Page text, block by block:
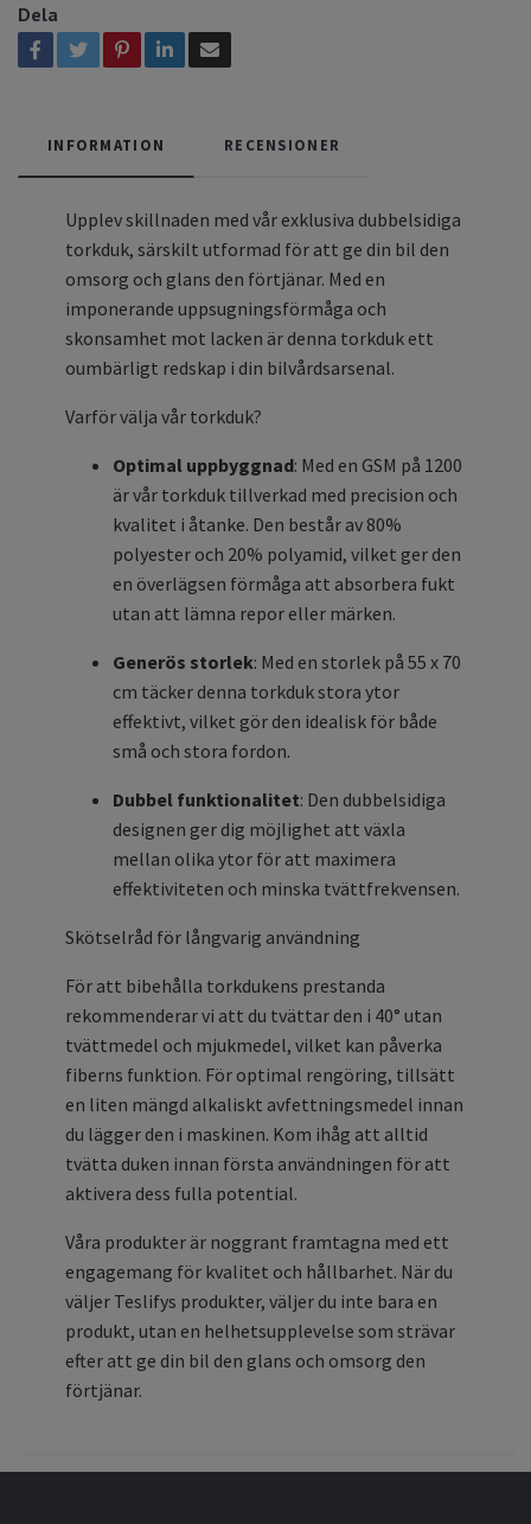
Dela
INFORMATION RECENSIONER
Upplev skillnaden med vår exklusiva dubbelsidiga
torkduk, särskilt utformad för att ge din bil den
omsorg och glans den förtjänar. Med en
imponerande uppsugningsförmåga och
skonsamhet mot lacken är denna torkduk ett
oumbärligt redskap i din bilvårdsarsenal.
Varför välja vår torkduk?
Optimal uppbyggnad: Med en GSM på 1200
är vår torkduk tillverkad med precision och
kvalitet i åtanke. Den består av 80%
polyester och 20% polyamid, vilket ger den
en överlägsen förmåga att absorbera fukt
utan att lämna repor eller märken.
Generös storlek: Med en storlek på 55 x 70
cm täcker denna torkduk stora ytor
effektivt, vilket gör den idealisk för både
små och stora fordon.
Dubbel funktionalitet: Den dubbelsidiga
designen ger dig möjlighet att växla
mellan olika ytor för att maximera
effektiviteten och minska tvättfrekvensen.
Skötselråd för långvarig användning
För att bibehålla torkdukens prestanda
rekommenderar vi att du tvättar den i 40° utan
tvättmedel och mjukmedel, vilket kan påverka
fiberns funktion. För optimal rengöring, tillsätt
en liten mängd alkaliskt avfettningsmedel innan
du lägger den i maskinen. Kom ihåg att alltid
tvätta duken innan första användningen för att
aktivera dess fulla potential.
Våra produkter är noggrant framtagna med ett
engagemang för kvalitet och hållbarhet. När du
väljer Teslifys produkter, väljer du inte bara en
produkt, utan en helhetsupplevelse som strävar
efter att ge din bil den glans och omsorg den
förtjänar.